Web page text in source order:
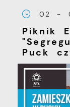
02 -
Piknik
Puck
Już w